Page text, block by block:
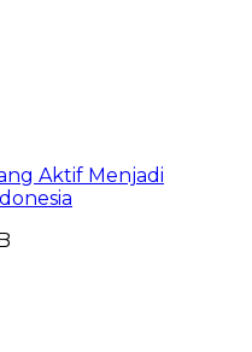
Aktif Menjadi